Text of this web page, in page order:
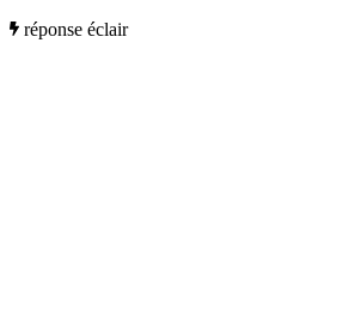
réponse éclair